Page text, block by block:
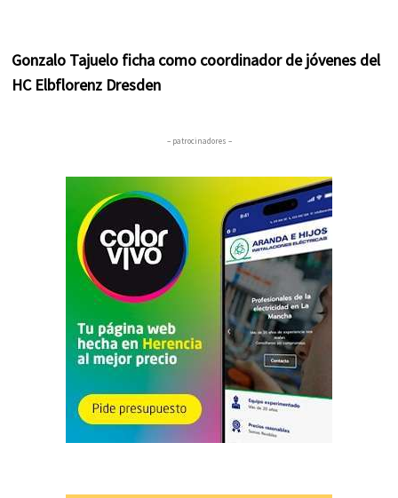
Gonzalo Tajuelo ficha como coordinador de jóvenes del
HC Elbflorenz Dresden
– patrocinadores –